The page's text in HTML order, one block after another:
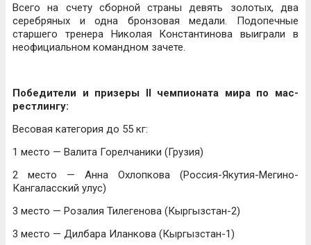
Всего на счету сборной страны девять золотых, два
серебряных и одна бронзовая медали. Подопечные
старшего тренера Николая Константинова выиграли в
неофициальном командном зачете.
Победители и призеры II чемпионата мира по мас-
рестлингу:
Весовая категория до 55 кг:
1 место — Валита Горелчаники (Грузия)
2 место — Анна Охлопкова (Россия-Якутия-Мегино-
Кангаласский улус)
3 место — Розалия Тилегенова (Кыргызстан-2)
3 место — Дилбара Иланкова (Кыргызстан-1)